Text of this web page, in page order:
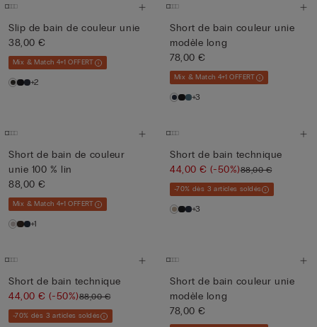
Slip de bain de couleur unie
38,00 €
Mix & Match 4+1 OFFERT
+2
Short de bain couleur unie
modèle long
78,00 €
Mix & Match 4+1 OFFERT
+3
Short de bain de couleur
unie 100 % lin
88,00 €
Mix & Match 4+1 OFFERT
+1
Short de bain technique
44,00 €(-50%)88,00 €
-70% dès 3 articles soldés
+3
Short de bain technique
44,00 €(-50%)88,00 €
-70% dès 3 articles soldés
Short de bain couleur unie
modèle long
78,00 €